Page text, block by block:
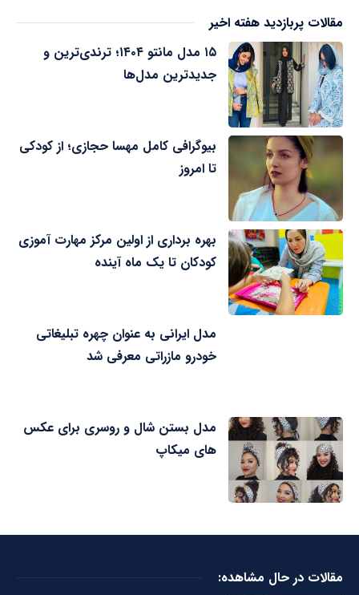
مقالات پربازدید هفته اخیر
۱۵ مدل مانتو ۱۴۰۴؛ ترندی‌ترین و
جدیدترین مدل‌ها
بیوگرافی کامل مهسا حجازی؛ از کودکی
تا امروز
بهره برداری از اولین مرکز مهارت آموزی
کودکان تا یک ماه آینده
مدل ایرانی به عنوان چهره تبلیغاتی
خودرو مازراتی معرفی شد
مدل بستن شال و روسری برای عکس
های میکاپ
مقالات در حال مشاهده: